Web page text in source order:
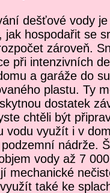
dešťové vody
jak hospodařit se
zároveň.
při intenzivních
a garáže do
plastu. Ty
dostatek
chtěli být
vodu využít i v
nádrže.
vody až 7
mechanické
také ke